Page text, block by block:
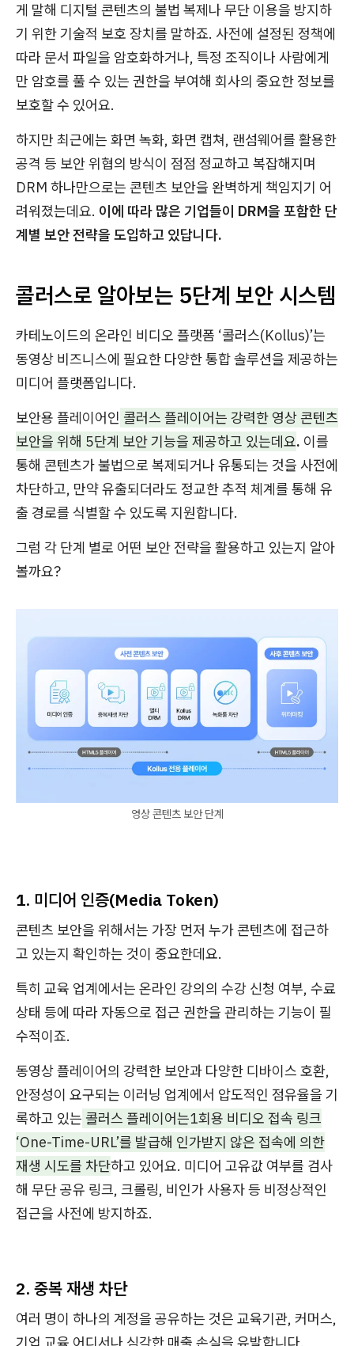
게 말해 디지털 콘텐츠의 불법 복제나 무단 이용을 방지하
기 위한 기술적 보호 장치를 말하죠. 사전에 설정된 정책에
따라 문서 파일을 암호화하거나, 특정 조직이나 사람에게
만 암호를 풀 수 있는 권한을 부여해 회사의 중요한 정보를
보호할 수 있어요.
하지만 최근에는 화면 녹화, 화면 캡쳐, 랜섬웨어를 활용한
공격 등 보안 위협의 방식이 점점 정교하고 복잡해지며
DRM 하나만으로는 콘텐츠 보안을 완벽하게 책임지기 어
려워졌는데요. 이에 따라 많은 기업들이 DRM을 포함한 단
계별 보안 전략을 도입하고 있답니다.
콜러스로 알아보는 5단계 보안 시스템
카테노이드의 온라인 비디오 플랫폼 ‘콜러스(Kollus)’는
동영상 비즈니스에 필요한 다양한 통합 솔루션을 제공하는
미디어 플랫폼입니다.
보안용 플레이어인 콜러스 플레이어는 강력한 영상 콘텐츠
보안을 위해 5단계 보안기능을 제공하고 있는데요. 이를
통해 콘텐츠가불법으로 복제되거나 유통되는 것을 사전에
차단하고, 만약 유출되더라도 정교한 추적 체계를 통해 유
출 경로를 식별할 수 있도록 지원합니다.
그럼 각 단계 별로 어떤 보안 전략을 활용하고 있는지 알아
볼까요?
영상 콘텐츠 보안 단계
1. 미디어 인증(Media Token)
콘텐츠 보안을 위해서는 가장 먼저 누가 콘텐츠에 접근하
고 있는지 확인하는 것이 중요한데요.
특히 교육 업계에서는 온라인 강의의 수강 신청 여부, 수료
상태 등에 따라 자동으로 접근 권한을 관리하는 기능이 필
수적이죠.
동영상 플레이어의 강력한 보안과 다양한 디바이스 호환,
안정성이 요구되는 이러닝 업계에서 압도적인 점유율을 기
록하고 있는 콜러스 플레이어는1회용 비디오 접속 링크
‘One-Time-URL’를 발급해 인가받지 않은 접속에 의한
재생 시도를 차단하고 있어요. 미디어 고유값 여부를 검사
해 무단 공유 링크, 크롤링, 비인가 사용자 등 비정상적인
접근을 사전에 방지하죠.
2. 중복 재생 차단
여러 명이 하나의 계정을 공유하는 것은 교육기관, 커머스,
기업 교육 어디서나 심각한 매출 손실을 유발합니다.